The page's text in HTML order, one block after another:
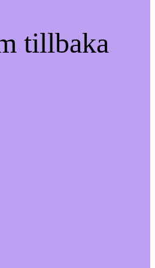
tillbaka